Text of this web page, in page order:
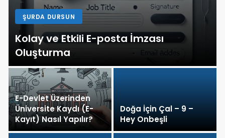
ŞURDA DURSUN
Kolay ve Etkili E-posta İmzası
Oluşturma
E-Devlet Üzerinden
Üniversite Kaydı (E-
Kayıt) Nasıl Yapılır?
Doğa İçin Çal – 9 –
Hey Onbeşli